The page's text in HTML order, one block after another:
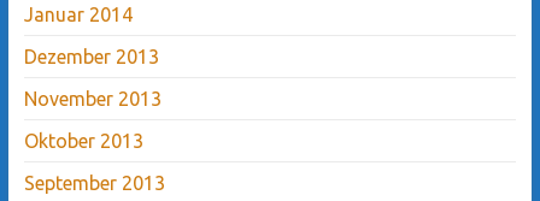
Januar 2014
Dezember 2013
November 2013
Oktober 2013
September 2013